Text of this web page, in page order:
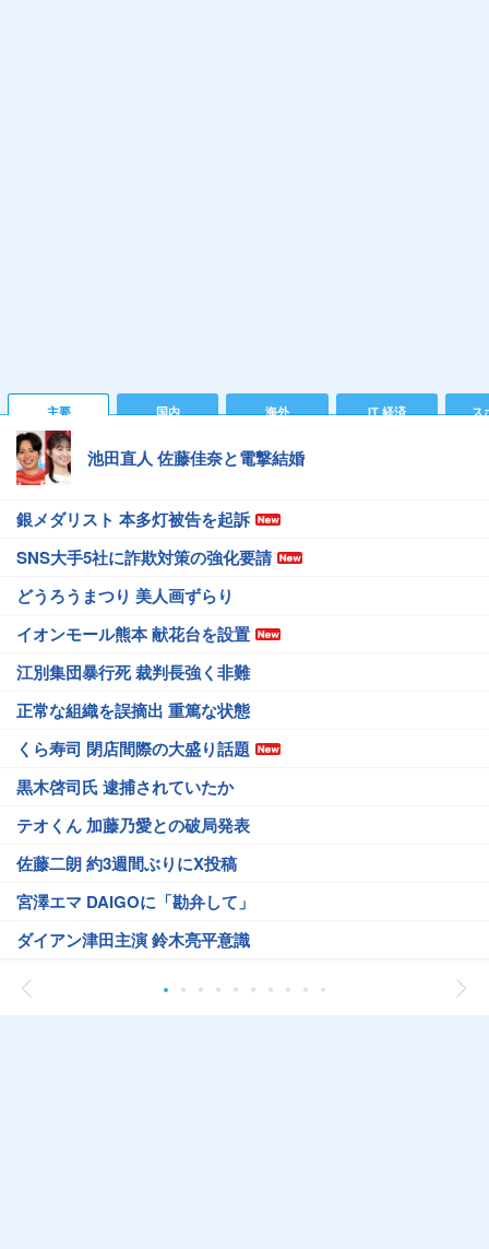
主要 国内 海外 IT 経済 ス
池田直人 佐藤佳奈と電撃結婚
銀メダリスト 本多灯被告を起訴
SNS大手5社に詐欺対策の強化要請
どうろうまつり 美人画ずらり
イオンモール熊本 献花台を設置
江別集団暴行死 裁判長強く非難
正常な組織を誤摘出 重篤な状態
くら寿司 閉店間際の大盛り話題
黒木啓司氏 逮捕されていたか
テオくん 加藤乃愛との破局発表
佐藤二朗 約3週間ぶりにX投稿
宮澤エマ DAIGOに「勘弁して」
ダイアン津田主演 鈴木亮平意識